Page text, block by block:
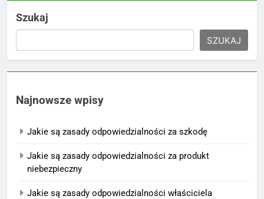
Szukaj
SZUKAJ
Najnowsze wpisy
Jakie są zasady odpowiedzialności za szkodę
Jakie są zasady odpowiedzialności za produkt
niebezpieczny
Jakie są zasady odpowiedzialności właściciela